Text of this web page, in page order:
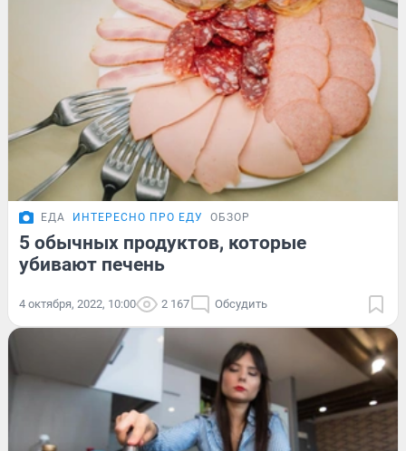
ЕДА ИНТЕРЕСНО ПРО ЕДУ ОБЗОР
5 обычных продуктов, которые
убивают печень
4 октября, 2022, 10:00 2 167 Обсудить